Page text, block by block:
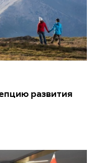
развития